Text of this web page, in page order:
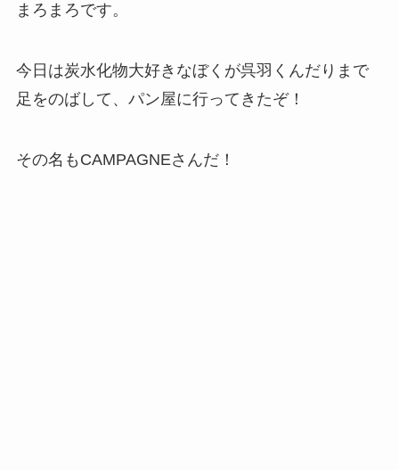
まろまろです。
今日は炭水化物大好きなぼくが呉羽くんだりまで
足をのばして、パン屋に行ってきたぞ！
その名もCAMPAGNEさんだ！